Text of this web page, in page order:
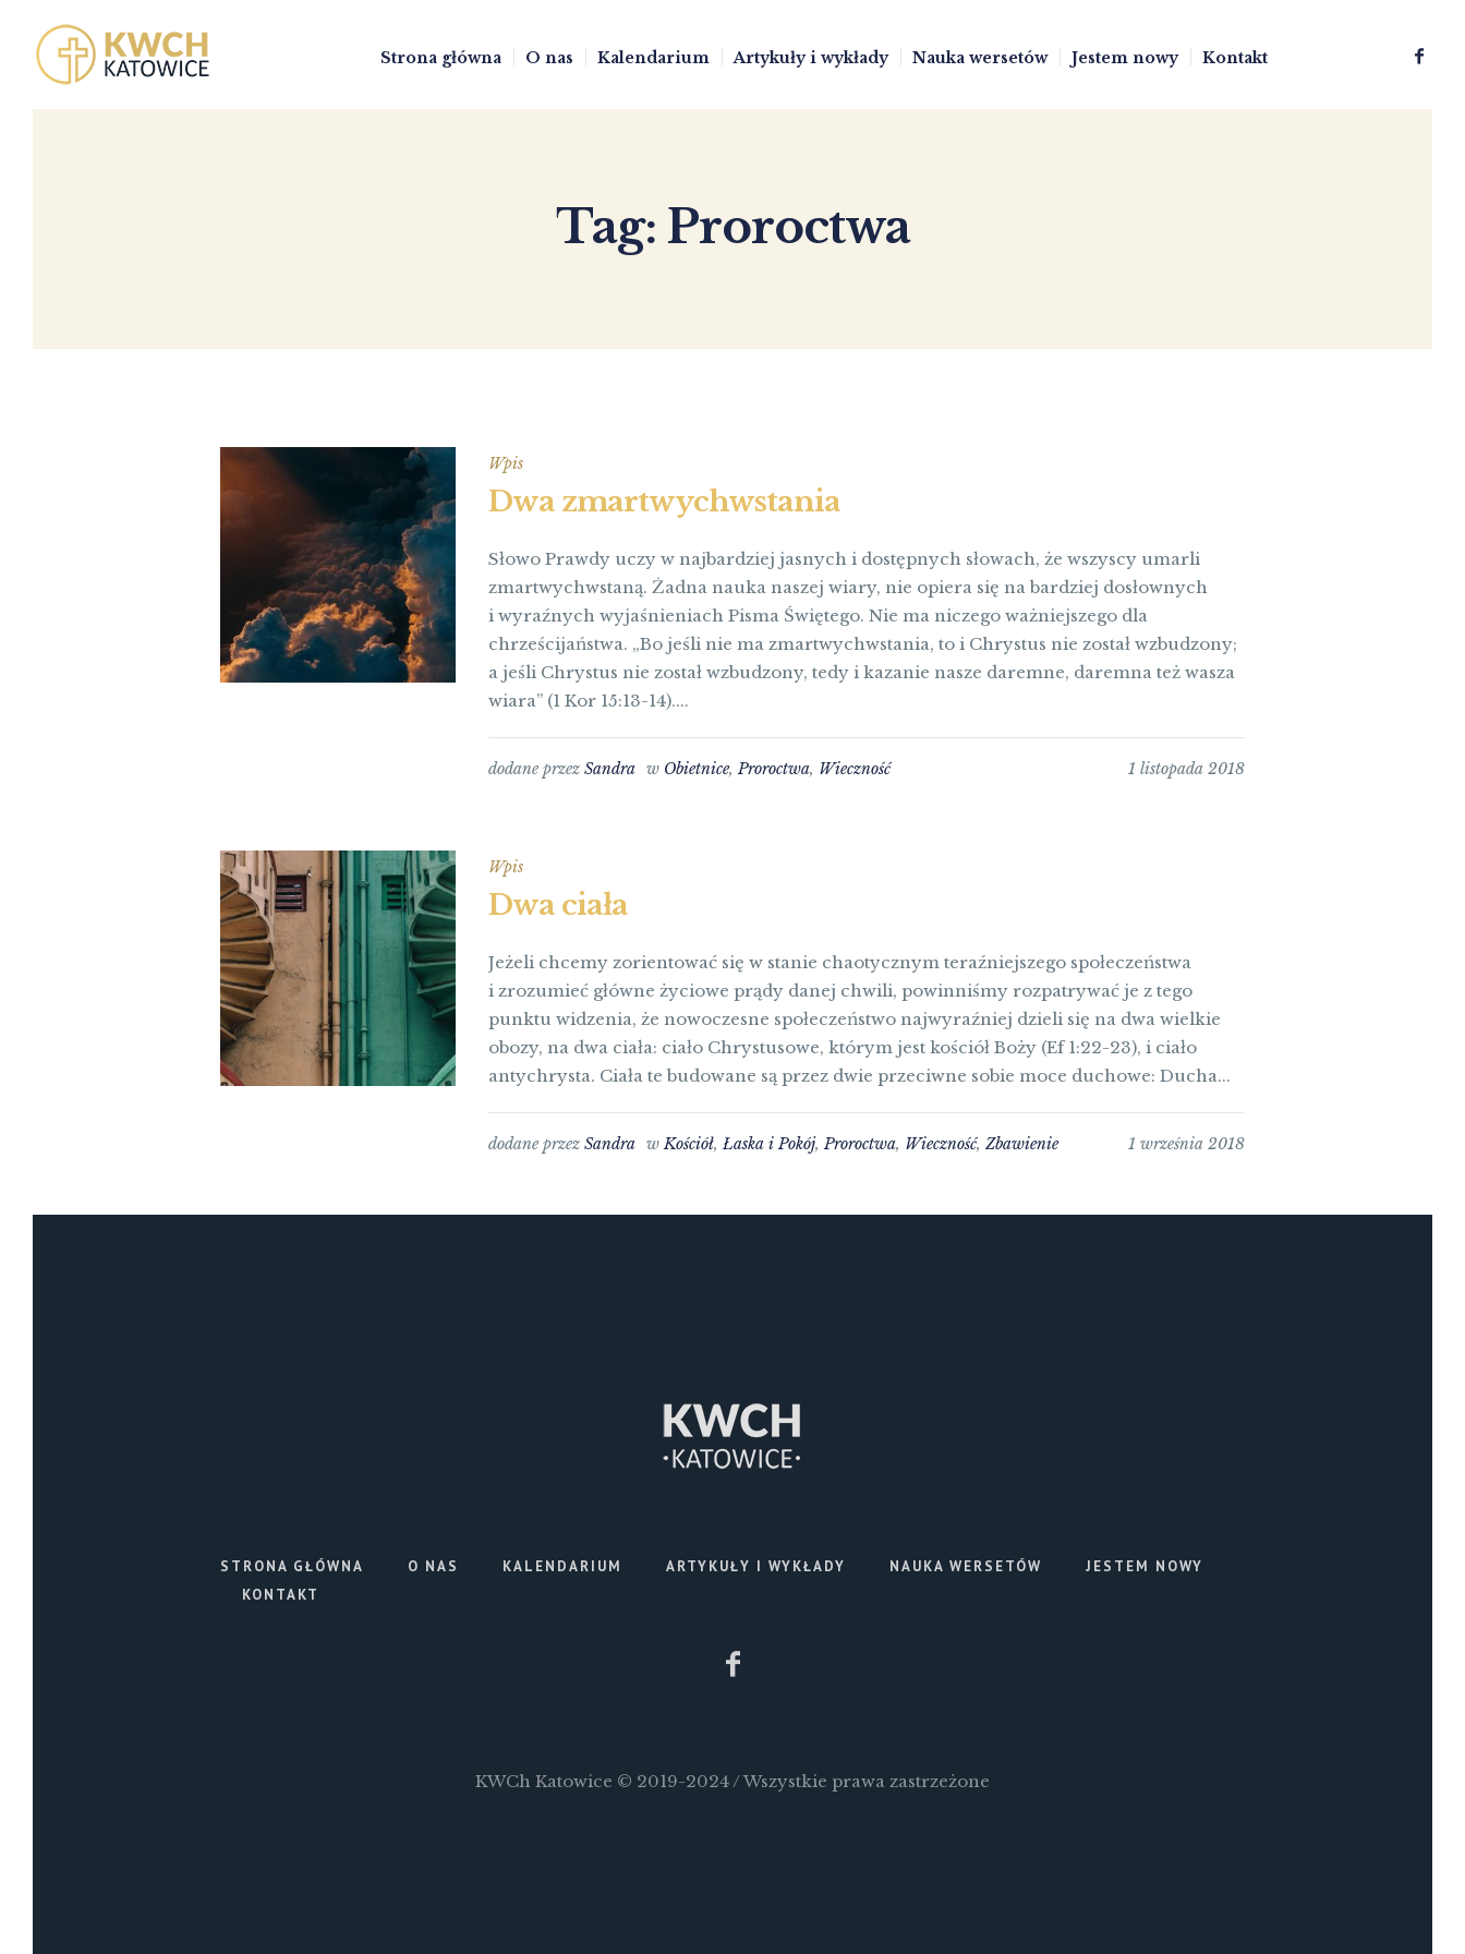
Strona główna O nas Kalendarium Artykuły i wykłady Nauka wersetów Jestem nowy Kontakt
Tag: Proroctwa
Wpis
Dwa zmartwychwstania
Słowo Prawdy uczy w najbardziej jasnych i dostępnych słowach, że wszyscy umarli
zmartwychwstaną. Żadna nauka naszej wiary, nie opiera się na bardziej dosłownych
i wyraźnych wyjaśnieniach Pisma Świętego. Nie ma niczego ważniejszego dla
chrześcijaństwa. „Bo jeśli nie ma zmartwychwstania, to i Chrystus nie został wzbudzony;
a jeśli Chrystus nie został wzbudzony, tedy i kazanie nasze daremne, daremna też wasza
wiara” (1 Kor 15:13-14)....
1 listopada 2018
dodane przezSandra w Obietnice,Proroctwa, Wieczność
Wpis
Dwa ciała
Jeżeli chcemy zorientować się w stanie chaotycznym teraźniejszego społeczeństwa
i zrozumieć główne życiowe prądy danej chwili, powinniśmy rozpatrywać je z tego
punktu widzenia, że nowoczesne społeczeństwo najwyraźniej dzieli się na dwa wielkie
obozy, na dwa ciała: ciało Chrystusowe, którym jest kościół Boży (Ef 1:22-23), i ciało
antychrysta. Ciała te budowane są przez dwie przeciwne sobie moce duchowe: Ducha...
1 września 2018
dodane przezSandra wKościół,Łaska i Pokój,Proroctwa, Wieczność,Zbawienie
STRONA GŁÓWNA O NAS KALENDARIUM ARTYKUŁY I WYKŁADY NAUKA WERSETÓW
JESTEM NOWY
KONTAKT
KWCh Katowice © 2019-2024 / Wszystkie prawa zastrzeżone